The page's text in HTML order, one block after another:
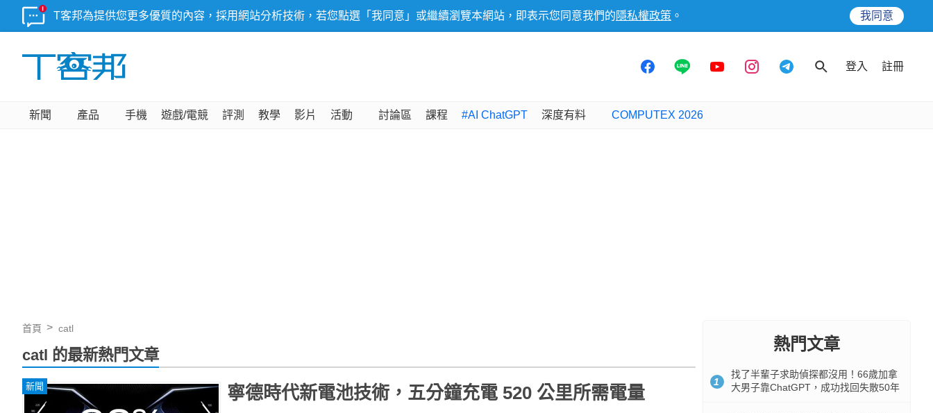
T客邦為提供您更多優質的內容，採用網站分析技術，若您點選「我同意」或繼續瀏覽本網站，即表示您同意我們的 隱私權政策 。 我同意
登入 註冊
新聞 產品 手機 遊戲/電競 評測 教學 影片 活動 討論區 課程 #AI ChatGPT 深度有料 COMPUTEX 2026
首頁 catl
catl 的最新熱門文章
新聞 寧德時代新電池技術，五分鐘充電 520 公里所需電量
熱門文章
1
找了半輩子求助偵探都沒用！66歲加拿
大男子靠ChatGPT，成功找回失散50年